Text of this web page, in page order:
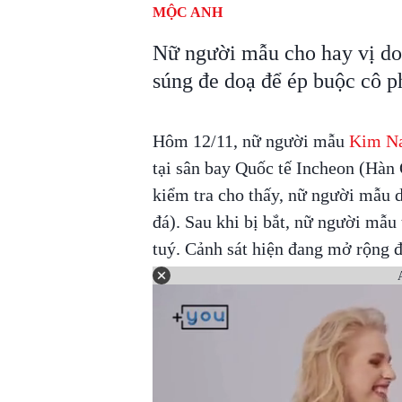
MỘC ANH
Nữ người mẫu cho hay vị
súng đe doạ để ép buộc cô
Hôm 12/11, nữ người mẫu Kim
tại sân bay Quốc tế Incheon
kiểm tra cho thấy, nữ người mẫu
đá). Sau khi bị bắt, nữ người mẫu
tuý. Cảnh sát hiện đang mở rộng